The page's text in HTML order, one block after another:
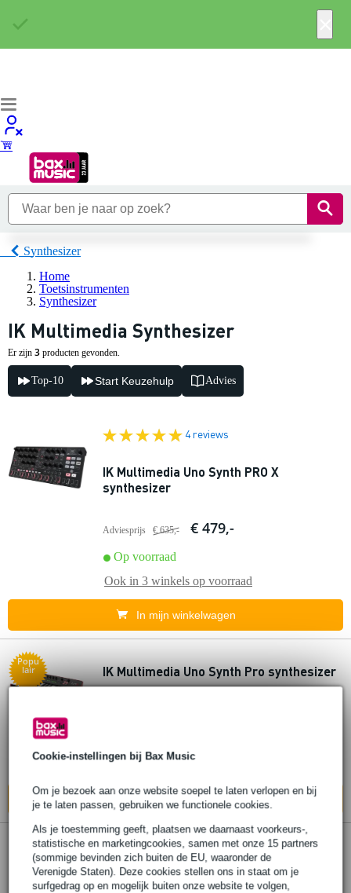
Cookie-instellingen bij Bax Music
Om je bezoek aan onze website soepel te laten verlopen en bij
je te laten passen, gebruiken we functionele cookies.
Als je toestemming geeft, plaatsen we daarnaast voorkeurs-,
statistische en marketingcookies, samen met onze 15 partners
(sommige bevinden zich buiten de EU, waaronder de
Verenigde Staten). Deze cookies stellen ons in staat om je
surfgedrag op en mogelijk buiten onze website te volgen,
Synthesizer
Home
Toetsinstrumenten
Synthesizer
IK Multimedia Synthesizer
Er zijn 3 producten gevonden.
Top-10 Start Keuzehulp Advies
4 reviews
IK Multimedia Uno Synth PRO X
synthesizer
Adviesprijs € 635,- € 479,-
Op voorraad
Ook in 3 winkels op voorraad
In mijn winkelwagen
Popu
lair IK Multimedia Uno Synth Pro synthesizer
Ook in 1 winkelop voorraad
In mijn winkelwagen